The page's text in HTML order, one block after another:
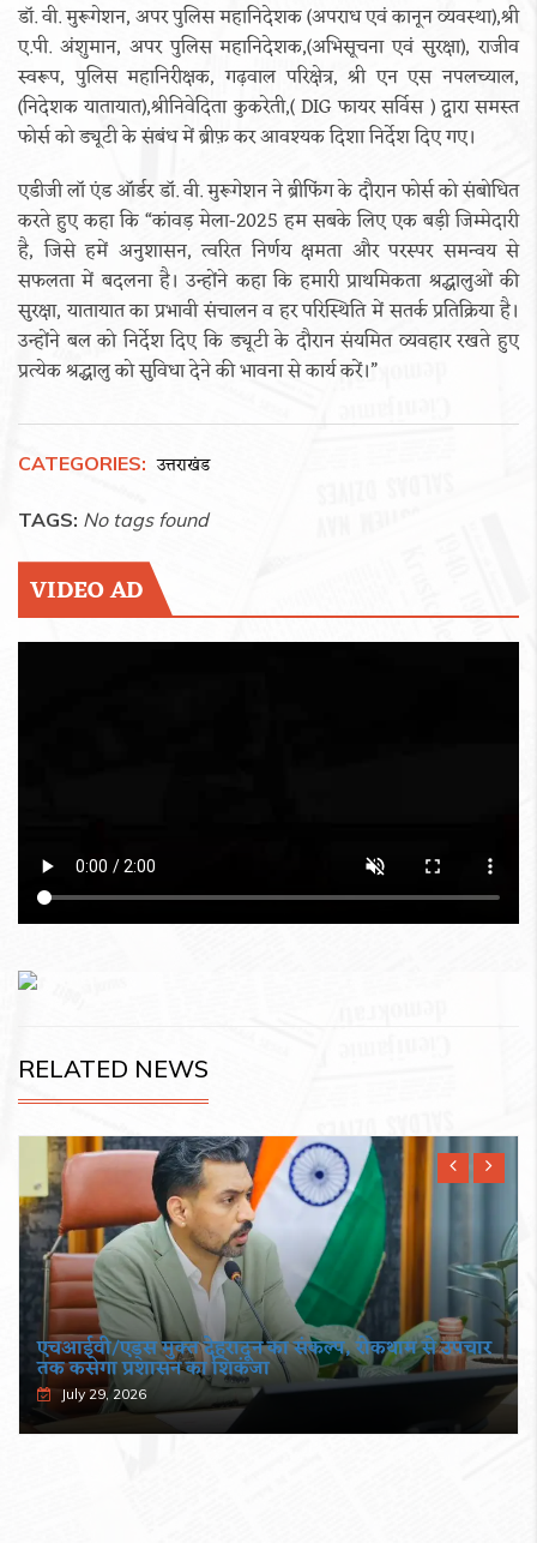
डॉ. वी. मुरूगेशन, अपर पुलिस महानिदेशक (अपराध एवं कानून व्यवस्था),श्री
ए.पी. अंशुमान, अपर पुलिस महानिदेशक,(अभिसूचना एवं सुरक्षा), राजीव
स्वरूप, पुलिस महानिरीक्षक, गढ़वाल परिक्षेत्र, श्री एन एस नपलच्याल,
(निदेशक यातायात),श्रीनिवेदिता कुकरेती,( DIG फायर सर्विस ) द्वारा समस्त
फोर्स को ड्यूटी के संबंध में ब्रीफ़ कर आवश्यक दिशा निर्देश दिए गए।
एडीजी लॉ एंड ऑर्डर डॉ. वी. मुरूगेशन ने ब्रीफिंग के दौरान फोर्स को संबोधित
करते हुए कहा कि “कांवड़ मेला-2025 हम सबके लिए एक बड़ी जिम्मेदारी
है, जिसे हमें अनुशासन, त्वरित निर्णय क्षमता और परस्पर समन्वय से
सफलता में बदलना है। उन्होंने कहा कि हमारी प्राथमिकता श्रद्धालुओं की
सुरक्षा, यातायात का प्रभावी संचालन व हर परिस्थिति में सतर्क प्रतिक्रिया है।
उन्होंने बल को निर्देश दिए कि ड्यूटी के दौरान संयमित व्यवहार रखते हुए
प्रत्येक श्रद्धालु को सुविधा देने की भावना से कार्य करें।”
CATEGORIES: उत्तराखंड
TAGS: No tags found
VIDEO AD
RELATED NEWS
एचआईवी/एड्स मुक्त देहरादून का संकल्प, रोकथाम से उपचार
तक कसेगा प्रशासन का शिकंजा
July 29, 2026